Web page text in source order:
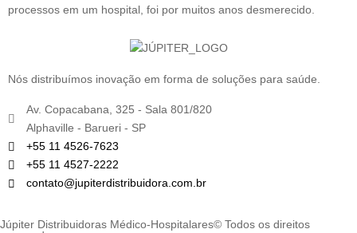
processos em um hospital, foi por muitos anos desmerecido.
Nós distribuímos inovação em forma de soluções para saúde.
Av. Copacabana, 325 - Sala 801/820
Alphaville - Barueri - SP
+55 11 4526-7623
+55 11 4527-2222
contato@jupiterdistribuidora.com.br
Júpiter Distribuidoras Médico-Hospitalares© Todos os direitos